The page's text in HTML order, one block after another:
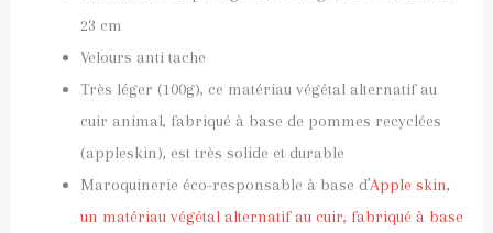
23 cm
Velours anti tache
Très léger (100g), ce matériau végétal alternatif au
cuir animal, fabriqué à base de pommes recyclées
(appleskin), est très solide et durable
Maroquinerie éco-responsable à base d’Apple skin,
un matériau végétal alternatif au cuir, fabriqué à base